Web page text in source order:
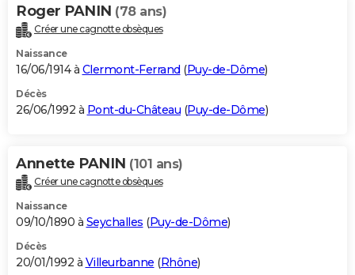
Roger PANIN (78 ans)
Créer une cagnotte obsèques
Naissance
16/06/1914 à Clermont-Ferrand (Puy-de-Dôme)
Décès
26/06/1992 à Pont-du-Château (Puy-de-Dôme)
Annette PANIN (101 ans)
Créer une cagnotte obsèques
Naissance
09/10/1890 à Seychalles (Puy-de-Dôme)
Décès
20/01/1992 à Villeurbanne (Rhône)